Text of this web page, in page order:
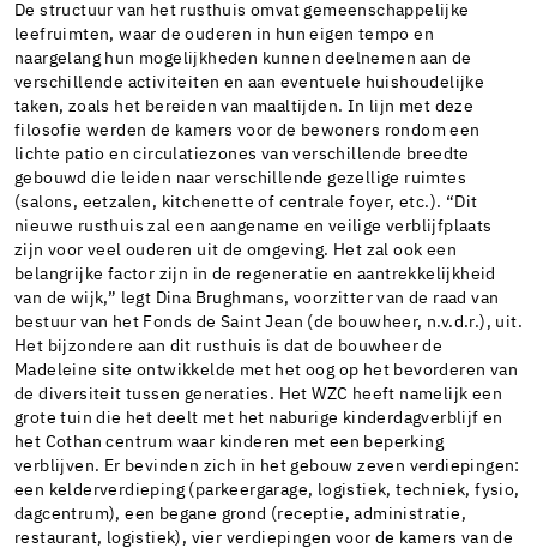
De structuur van het rusthuis omvat gemeenschappelijke
leefruimten, waar de ouderen in hun eigen tempo en
naargelang hun mogelijkheden kunnen deelnemen aan de
verschillende activiteiten en aan eventuele huishoudelijke
taken, zoals het bereiden van maaltijden. In lijn met deze
filosofie werden de kamers voor de bewoners rondom een
lichte patio en circulatiezones van verschillende breedte
gebouwd die leiden naar verschillende gezellige ruimtes
(salons, eetzalen, kitchenette of centrale foyer, etc.). “Dit
nieuwe rusthuis zal een aangename en veilige verblijfplaats
zijn voor veel ouderen uit de omgeving. Het zal ook een
belangrijke factor zijn in de regeneratie en aantrekkelijkheid
van de wijk,” legt Dina Brughmans, voorzitter van de raad van
bestuur van het Fonds de Saint Jean (de bouwheer, n.v.d.r.), uit.
Het bijzondere aan dit rusthuis is dat de bouwheer de
Madeleine site ontwikkelde met het oog op het bevorderen van
de diversiteit tussen generaties. Het WZC heeft namelijk een
grote tuin die het deelt met het naburige kinderdagverblijf en
het Cothan centrum waar kinderen met een beperking
verblijven. Er bevinden zich in het gebouw zeven verdiepingen:
een kelderverdieping (parkeergarage, logistiek, techniek, fysio,
dagcentrum), een begane grond (receptie, administratie,
restaurant, logistiek), vier verdiepingen voor de kamers van de